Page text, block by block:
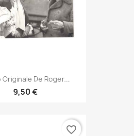
De Roger...
9,50 €
favorite_border